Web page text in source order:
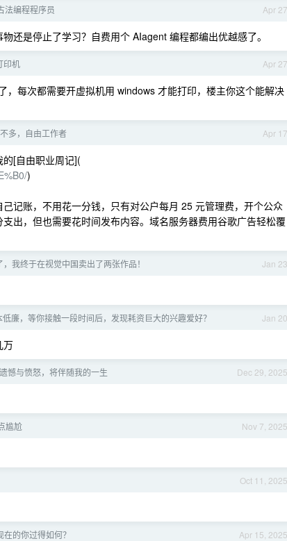
Apr 27
法编程程序员
还是停止了学习？自费用个 AIagent 编程都编出优越感了。
Apr 27
印机
每次都需要开虚拟机用 windows 才能打印，楼主你这个能解决
Apr 17
多，自由工作者
[自由职业周记](
)
记账，不用花一分钱，只有对公户每月 25 元管理费，开个公众
出，但也需要花时间发布内容。域名服务器费用谷歌广告轻松覆
Jan 23
我终于在视觉中国卖出了两张作品！
Jan 20
廉，等你接触一段时间后，发现耗资巨大的兴趣爱好？
万
Dec 29, 2025
憾与愤怒，将伴随我的一生
Nov 7, 2025
尴尬
Oct 11, 2025
Apr 15, 2025
的你过得如何？